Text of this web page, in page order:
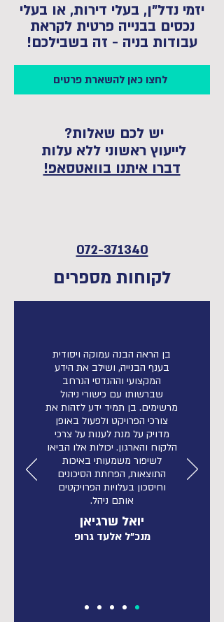
יזמי נדל"ן, בעלי דירות, או בעלי
נכסים בבנייה פרטית לקראת
עבודות בניה - זה בשבילכם!
לחצו כאן להשארת פרטים
יש לכם שאלות?
לייעוץ ראשוני ללא עלות
דברו איתנו בוואטסאפ!
072-371340
לקוחות מספרים
בן הראה הבנה עמוקה ויסודית
בענף הבנייה, ושילב את הידע
המקצועי וההנדסי הנרחב
שברשותו עם כישורי ניהול
מרשימים. בן תמיד ידע לזהות את
צורכי הפרויקט ולפעול באופן
מדויק על מנת לענות על צרכי
הלקוח והארגון. יכולות אלו הביאו
לשיפור משמעותי באיכות
התוצאות, הפחתת הסיכונים
וחיסכון בעלויות הפרויקטים
אותם ניהל.
יואל שרגיאן
מנכ"ל אלעד גרופ